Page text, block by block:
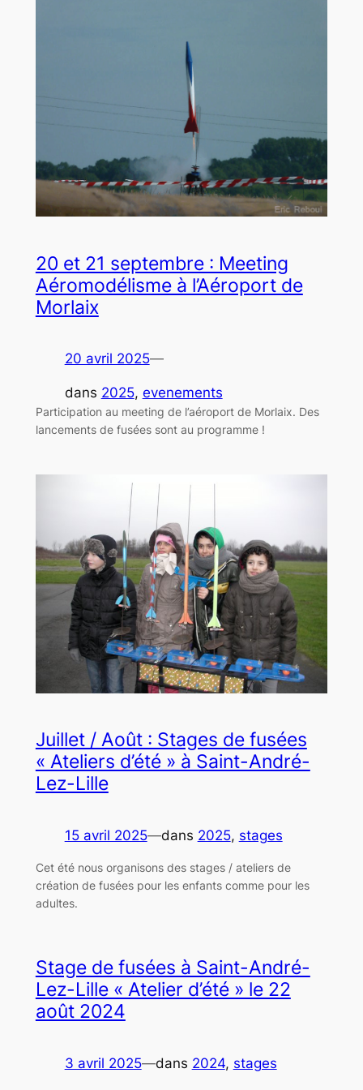
20 et 21 septembre : Meeting
Aéromodélisme à l’Aéroport de
Morlaix
20 avril 2025—
dans 2025, evenements
Participation au meeting de l’aéroport de Morlaix. Des
lancements de fusées sont au programme !
Juillet / Août : Stages de fusées
« Ateliers d’été » à Saint-André-
Lez-Lille
15 avril 2025—dans 2025, stages
Cet été nous organisons des stages / ateliers de
création de fusées pour les enfants comme pour les
adultes.
Stage de fusées à Saint-André-
Lez-Lille « Atelier d’été » le 22
août 2024
3 avril 2025—dans 2024, stages